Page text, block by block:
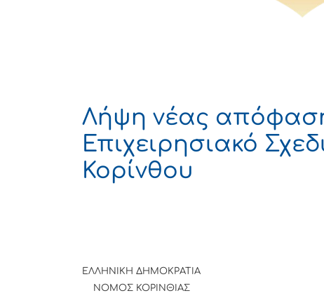
Λήψη νέας
Επιχειρησιακό
Κορίνθου
ΕΛΛΗΝΙΚΗ
ΝΟΜΟΣ ΚΟΡΙΝΘΙΑΣ